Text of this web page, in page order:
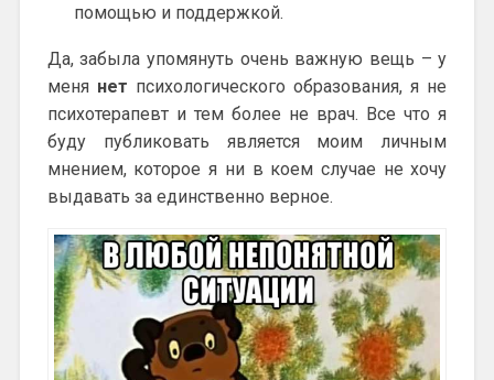
помощью и поддержкой.
Да, забыла упомянуть очень важную вещь – у
меня нет психологического образования, я не
психотерапевт и тем более не врач. Все что я
буду публиковать является моим личным
мнением, которое я ни в коем случае не хочу
выдавать за единственно верное.